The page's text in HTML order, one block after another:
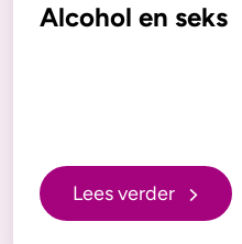
Alcohol en seks
Lees verder